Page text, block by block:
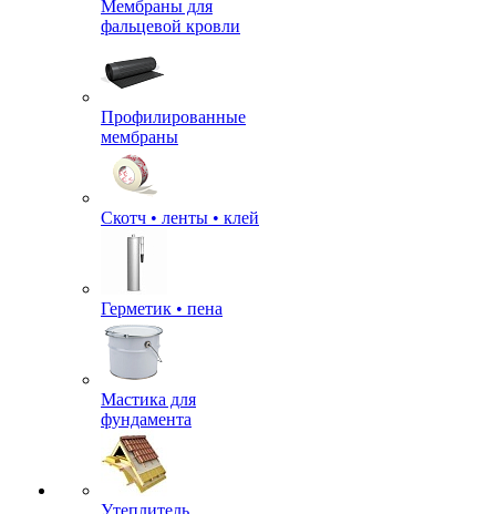
Мембраны для
фальцевой кровли
Профилированные
мембраны
Скотч • ленты • клей
Герметик • пена
Мастика для
фундамента
Утеплитель